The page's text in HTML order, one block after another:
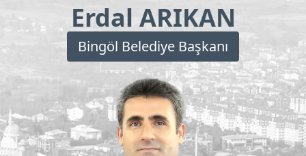
Erdal ARIKAN
Bingöl Belediye Başkanı